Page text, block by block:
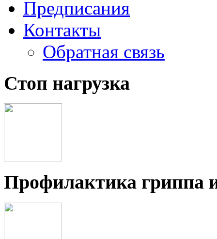
Предписания
Контакты
Обратная связь
Стоп нагрузка
Профилактика